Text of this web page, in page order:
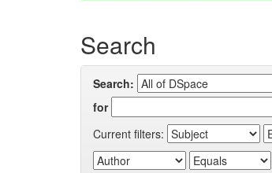
Search
Search:
for
Current filters: